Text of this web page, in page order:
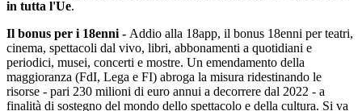
in tutta l'Ue.
Il bonus per i 18enni - Addio alla 18app, il bonus 18enni per teatri,
cinema, spettacoli dal vivo, libri, abbonamenti a quotidiani e
periodici, musei, concerti e mostre. Un emendamento della
maggioranza (FdI, Lega e FI) abroga la misura ridestinando le
risorse - pari 230 milioni di euro annui a decorrere dal 2022 - a
finalità di sostegno del mondo dello spettacolo e della cultura. Si va